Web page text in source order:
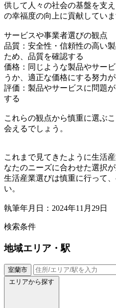
供して人々の社会の基盤を支
の幸福度の向上に貢献していま
サービスや事業者選びの観点
品質：安全性・信頼性の高い
ため、品質を確認する
価格：同じような製品やサー
うか、適正な価格にする努力
評価：製品やサービスに問題
する
これらの観点から慎重に選ぶ
会えるでしょう。
これまで見てきたように生活
なたのニーズに合わせた選択が
生活産業選びは慎重に行って
い。
執筆年月日：2024年11月29日
検索条件
地域エリア・駅
室蘭市
エリアから探す